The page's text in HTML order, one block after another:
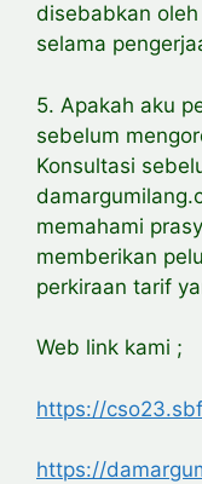
disebabkan
selama
5. Apakah aku
sebelum
Konsultasi
memahami
memberikan
perkiraan tarif
Web link kami ;
https://
https://